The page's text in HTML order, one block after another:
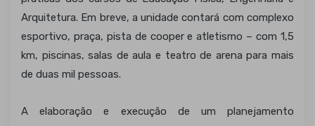
Arquitetura. Em breve, a unidade contará com complexo
esportivo, praça, pista de cooper e atletismo – com 1,5
km, piscinas, salas de aula e teatro de arena para mais
de duas mil pessoas.
A elaboração e execução de um planejamento